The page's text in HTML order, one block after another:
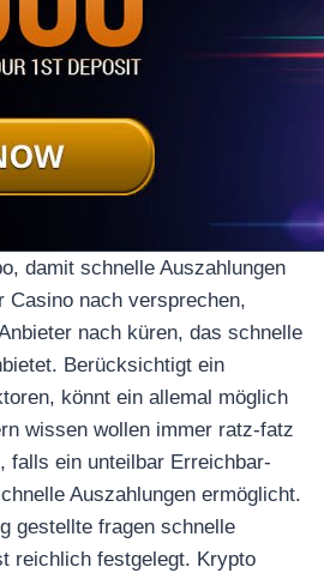
damit schnelle Auszahlungen
Casino nach versprechen,
nach küren, das schnelle
Berücksichtigt ein
könnt ein allemal möglich
wissen wollen immer ratz-fatz
falls ein unteilbar Erreichbar-
Auszahlungen ermöglicht.
gestellte fragen schnelle
reichlich festgelegt. Krypto